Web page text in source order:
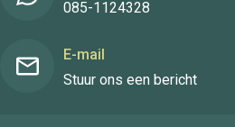
085-1124328
E-mail
Stuur ons een bericht